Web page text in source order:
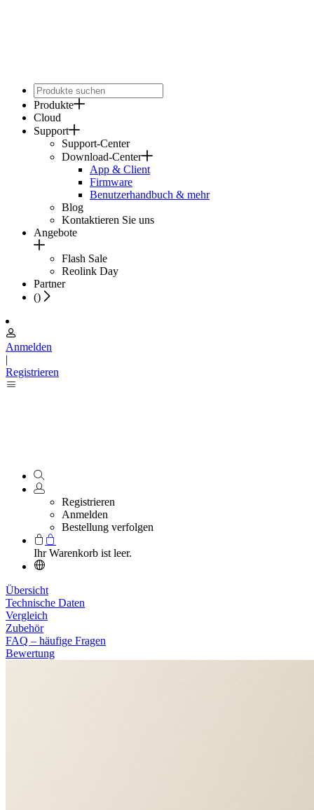
Produkte
Cloud
Support
Support-Center
Download-Center
App & Client
Firmware
Benutzerhandbuch & mehr
Blog
Kontaktieren Sie uns
Angebote
Flash Sale
Reolink Day
Partner
()
Anmelden
|
Registrieren
Registrieren
Anmelden
Bestellung verfolgen
Ihr Warenkorb ist leer.
Übersicht
Technische Daten
Vergleich
Zubehör
FAQ – häufige Fragen
Bewertung